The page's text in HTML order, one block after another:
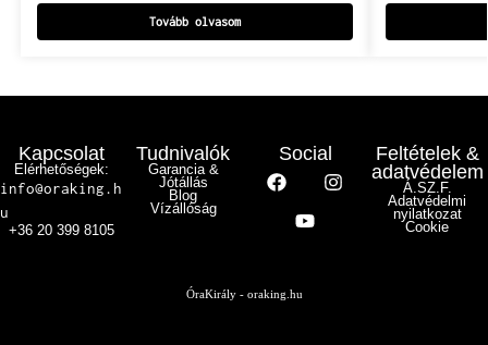
Tovább olvasom
Kapcsolat
Elérhetőségek:
info@oraking.h
u
+36 20 399 8105
Tudnivalók
Garancia &
Jótállás
Blog
Vízállóság
Social
Feltételek &
adatvédelem
Á.SZ.F.
Adatvédelmi
nyilatkozat
Cookie
ÓraKirály - oraking.hu